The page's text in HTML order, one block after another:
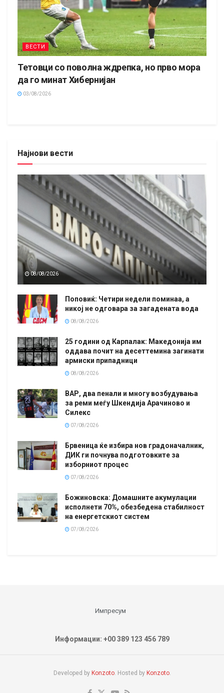
ВЕСТИ
Тетовци со поволна ждрепка, но прво мора
да го минат Хибернијан
03/08/2026
Најнови вести
08/08/2026
Поповиќ: Четири недели поминаа, а
никој не одговара за загадената вода
08/08/2026
25 години од Карпалак: Македонија им
оддава почит на десеттемина загинати
армиски припадници
08/08/2026
ВАР, два пенали и многу возбудувања
за реми меѓу Шкендија Арачиново и
Силекс
07/08/2026
Брвеница ќе избира нов градоначалник,
ДИК ги почнува подготовките за
изборниот процес
07/08/2026
Божиновска: Домашните акумулации
исполнети 70%, обезбедена стабилност
на енергетскиот систем
07/08/2026
Импресум
Информации: +00 389 123 456 789
Developed by Konzoto. Hosted by Konzoto.